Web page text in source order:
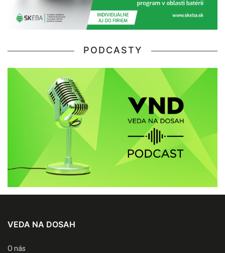
PODCASTY
VEDA NA DOSAH
O nás